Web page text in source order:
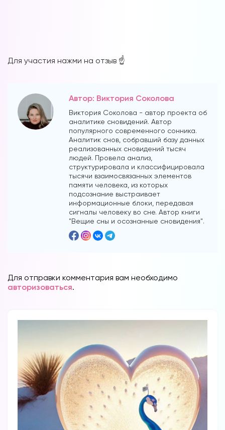
Для участия нажми на отзыв ☝️
Автор: Виктория Соколова
Виктория Соколова - автор проекта об
аналитике сновидений. Автор
популярного современного сонника.
Аналитик снов, собравший базу данных
реализованных сновидений тысяч
людей. Провела анализ,
структурировала и классифицировала
тысячи взаимосвязанных элементов
памяти человека, из которых
подсознание выстраивает
информационные блоки, передавая
сигналы человеку во сне. Автор книги
"Вещие сны и осознанные сновидения".
Для отправки комментария вам необходимо
авторизоваться.